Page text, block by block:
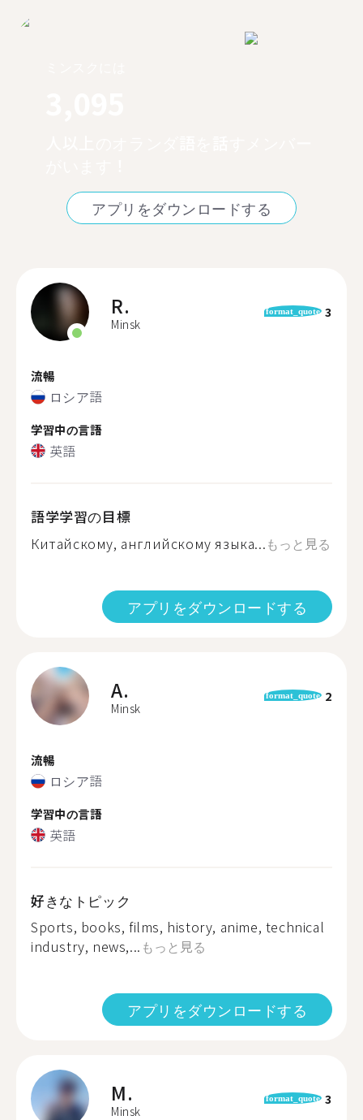
アプリをダウンロードする
R.
Minsk
format_quote 3
流暢
ロシア語
学習中の言語
英語
語学学習の目標
Китайскому, английскому языка...もっと見る
アプリをダウンロードする
A.
Minsk
format_quote 2
流暢
ロシア語
学習中の言語
英語
好きなトピック
Sports, books, films, history, anime, technical
industry, news,... もっと見る
アプリをダウンロードする
M.
Minsk
format_quote 3